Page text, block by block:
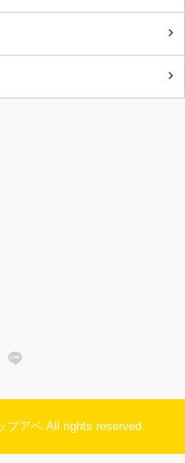
プアベAll rights reserved.